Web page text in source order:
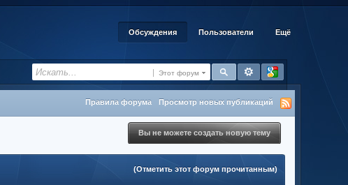
Обсуждения Пользователи Ещё
Этот форум
Правила форума Просмотр новых публикаций
Вы не можете создать новую тему
(Отметить этот форум прочитанным)